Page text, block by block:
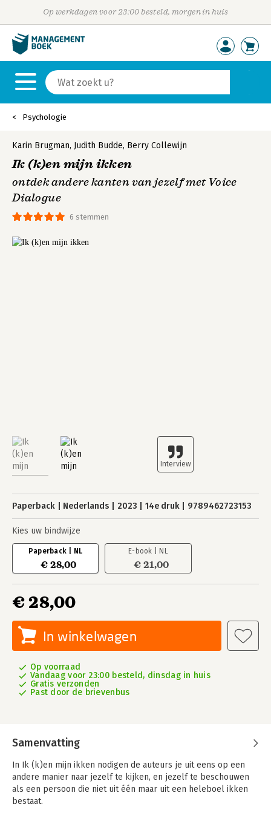
Op werkdagen voor 23:00 besteld, morgen in huis
Psychologie
6 stemmen
Karin Brugman, Judith Budde, Berry Collewijn
Ik (k)en mijn ikken
ontdek andere kanten van jezelf met Voice
Dialogue
Paperback Nederlands 2023 14e druk 9789462723153
Kies uw bindwijze
Paperback | NL
€ 28,00
E-book | NL
€ 21,00
€ 28,00
In winkelwagen
Op voorraad
Vandaag voor 23:00 besteld, dinsdag in huis
Gratis verzonden
Past door de brievenbus
Samenvatting
In Ik (k)en mijn ikken nodigen de auteurs je uit eens op een
andere manier naar jezelf te kijken, en jezelf te beschouwen
als een persoon die niet uit één maar uit een heleboel ikken
bestaat.